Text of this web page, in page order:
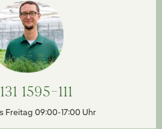
1595-111
Freitag 09:00-17:00 Uhr